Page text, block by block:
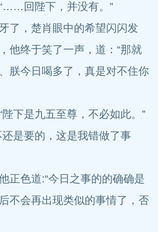
回陛下，并没有。”
，楚肖眼中的希望闪闪发
他终于笑了一声，道：“那就
朕今日喝多了，真是对不住你
是九五至尊，不必如此。”
是要的，这是我错做了事
色道:“今日之事的的确确是
不会再出现类似的事情了，否